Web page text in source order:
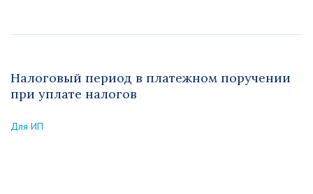
Налоговый период в платежном поручении
при уплате налогов
Для ИП